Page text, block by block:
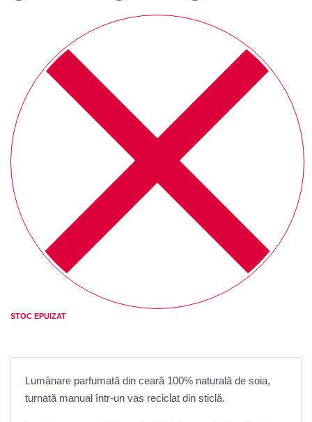
STOC EPUIZAT
Lumânare parfumată din ceară 100% naturală de soia,
turnată manual într-un vas reciclat din sticlă.